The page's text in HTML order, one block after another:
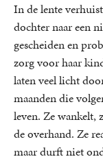
In de lente
dochter naar een
gescheiden en
zorg voor haar
laten veel licht
maanden die
leven. Ze wankelt,
de overhand. Ze
maar durft niet